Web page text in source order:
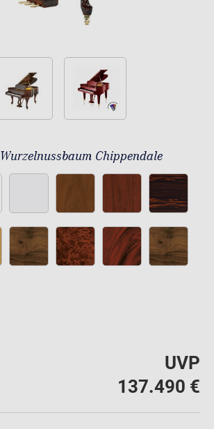
Wurzelnussbaum Chippendale
UVP
137.490 €